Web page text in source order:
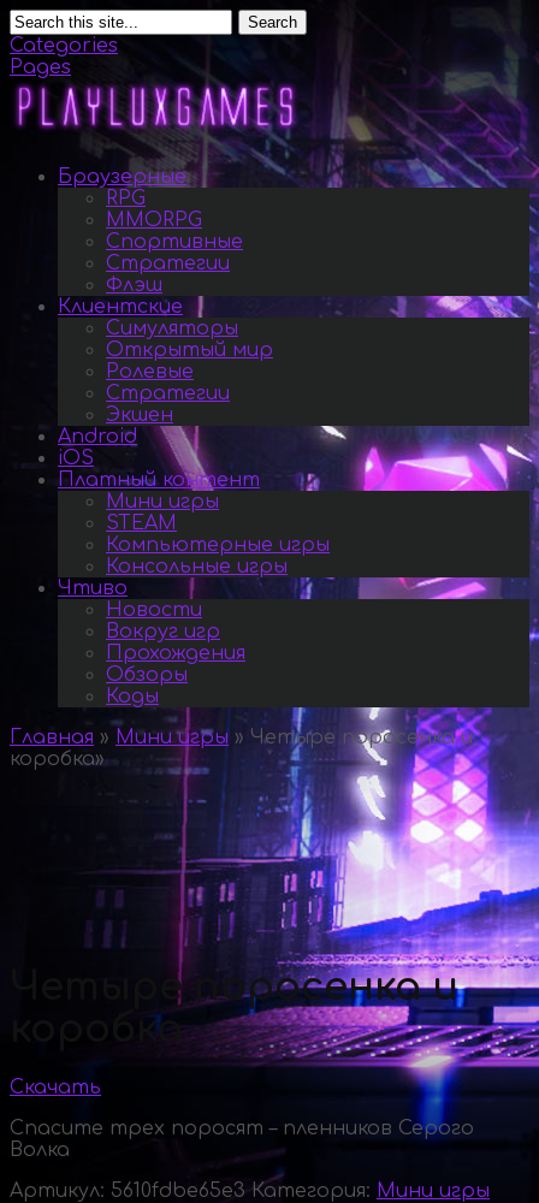
Search
Categories
Pages
Браузерные
RPG
MMORPG
Спортивные
Стратегии
Флэш
Клиентские
Симуляторы
Открытый мир
Ролевые
Стратегии
Экшен
Android
iOS
Платный контент
Мини игры
STEAM
Компьютерные игры
Консольные игры
Чтиво
Новости
Вокруг игр
Прохождения
Обзоры
Коды
Главная » Мини игры » Четыре поросенка и
коробка»
Четыре поросенка и
коробка
Скачать
Спасите трех поросят – пленников Серого
Волка
Артикул: 5610fdbe65e3 Категория: Мини игры